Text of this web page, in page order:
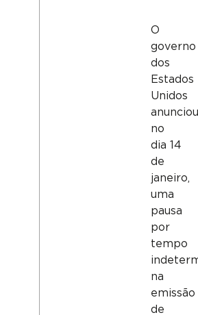
O
governo
dos
Estados
Unidos
no
dia 14
de
janeiro,
uma
pausa
por
tempo
na
emissão
de